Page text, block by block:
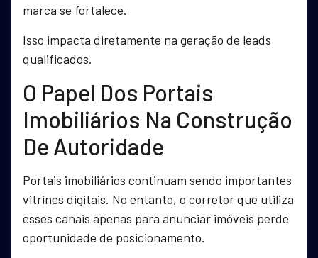
marca se fortalece.
Isso impacta diretamente na geração de leads
qualificados.
O Papel Dos Portais
Imobiliários Na Construção
De Autoridade
Portais imobiliários continuam sendo importantes
vitrines digitais. No entanto, o corretor que utiliza
esses canais apenas para anunciar imóveis perde
oportunidade de posicionamento.